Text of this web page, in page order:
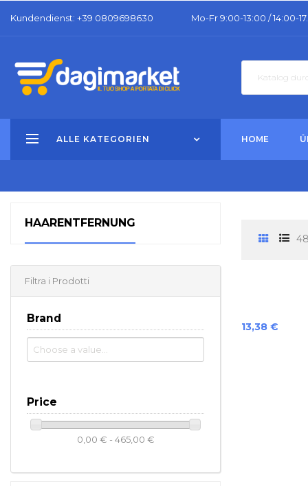
Kundendienst: +39 0809698630 Mo-Fr 9:00-13:00 / 14:00-
ALLE KATEGORIEN HOME
HAARENTFERNUNG
Filtra i Prodotti
Brand
Price
0,00 € - 465,00 €
Preis
13,38 €